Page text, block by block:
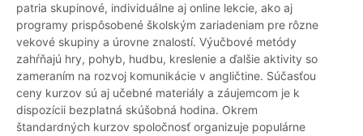
patria skupinové, individuálne aj online lekcie, ako aj
programy prispôsobené školským zariadeniam pre rôzne
vekové skupiny a úrovne znalostí. Výučbové metódy
zahŕňajú hry, pohyb, hudbu, kreslenie a ďalšie aktivity so
zameraním na rozvoj komunikácie v angličtine. Súčasťou
ceny kurzov sú aj učebné materiály a záujemcom je k
dispozícii bezplatná skúšobná hodina. Okrem
štandardných kurzov spoločnosť organizuje populárne